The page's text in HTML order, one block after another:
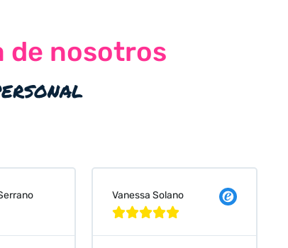
de nosotros
Judit Bonet Pardell
